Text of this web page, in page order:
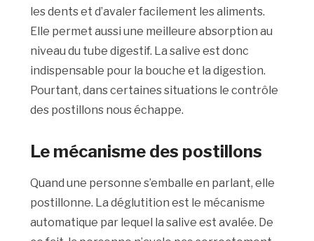
les dents et d’avaler facilement les aliments.
Elle permet aussi une meilleure absorption au
niveau du tube digestif. La salive est donc
indispensable pour la bouche et la digestion.
Pourtant, dans certaines situations le contrôle
des postillons nous échappe.
Le mécanisme des postillons
Quand une personne s’emballe en parlant, elle
postillonne. La déglutition est le mécanisme
automatique par lequel la salive est avalée. De